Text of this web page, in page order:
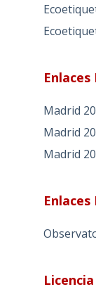
Enlaces
Madrid
Madrid
Madrid
Enlaces
Licencia